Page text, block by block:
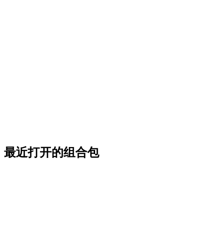
最近打开的组合包